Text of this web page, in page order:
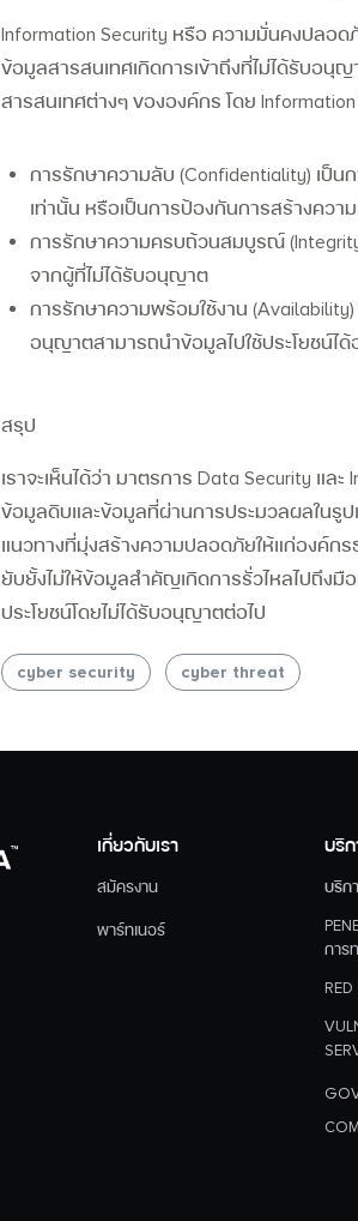
Information Security หรือ ความมั่นคงปลอ
ข้อมูลสารสนเทศเกิดการเข้าถึงที่ไม่ได้รับอนุญ
สารสนเทศต่างๆ ขององค์กร โดย
การรักษาความลับ (Confidentiality) เป็
เท่านั้น หรือเป็นการป้องกันการสร้างคว
การรักษาความครบถ้วนสมบูรณ์
จากผู้ที่ไม่ได้รับอนุญาต
การรักษาความพร้อมใช้งาน
อนุญาตสามารถนำข้อมูลไปใช้ประโยชน์ไ
สรุป
เราจะเห็นได้ว่า มาตรการ Data Security และ
ข้อมูลดิบและข้อมูลที่ผ่านการประมวลผลในรู
แนวทางที่มุ่งสร้างความปลอดภัยให้แก่องค์กร
ยับยั้งไม่ให้ข้อมูลสำคัญเกิดการรั่วไหลไปถึงมื
ประโยชน์โดยไม่ได้รับอนุญาตต่อไป
cyber security cyber threat
เกี่ยวกับเรา
สมัครงาน
พาร์ทเนอร์
บริก
บริก
การ